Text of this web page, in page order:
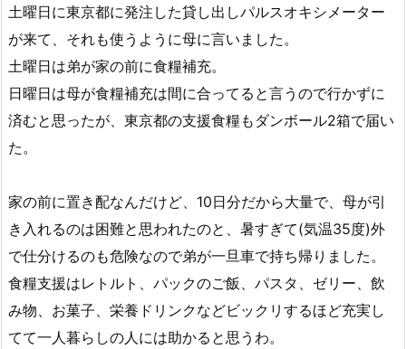
土曜日に東京都に発注した貸し出しパルスオキシメーター
が来て、それも使うように母に言いました。
土曜日は弟が家の前に食糧補充。
日曜日は母が食糧補充は間に合ってると言うので行かずに
済むと思ったが、東京都の支援食糧もダンボール2箱で届い
た。
家の前に置き配なんだけど、10日分だから大量で、母が引
き入れるのは困難と思われたのと、暑すぎて(気温35度)外
で仕分けるのも危険なので弟が一旦車で持ち帰りました。
食糧支援はレトルト、パックのご飯、パスタ、ゼリー、飲
み物、お菓子、栄養ドリンクなどビックリするほど充実し
てて一人暮らしの人には助かると思うわ。